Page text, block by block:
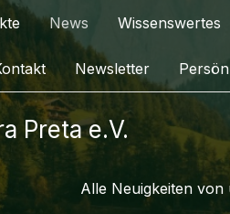
News Wissenswertes
Newsletter
Preta e.V.
Alle Neuigkeiten von